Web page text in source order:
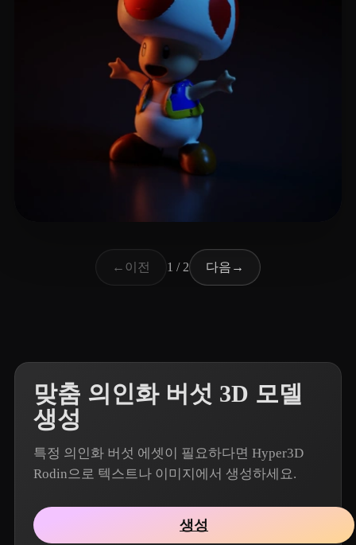
← 이전 1 / 2 다음 →
맞춤 의인화 버섯 3D 모델
생성
특정 의인화 버섯 에셋이 필요하다면 Hyper3D
Rodin으로 텍스트나 이미지에서 생성하세요.
생성